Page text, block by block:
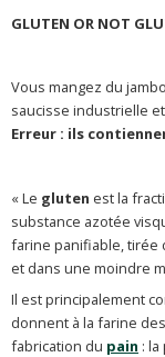
GLUTEN OR NOT
Vous mangez du
saucisse industrielle
Erreur : ils
« Le gluten est la
substance azotée
farine panifiable, tirée
et dans une moindre
Il est principalement
donnent à la farine
fabrication du pain : la